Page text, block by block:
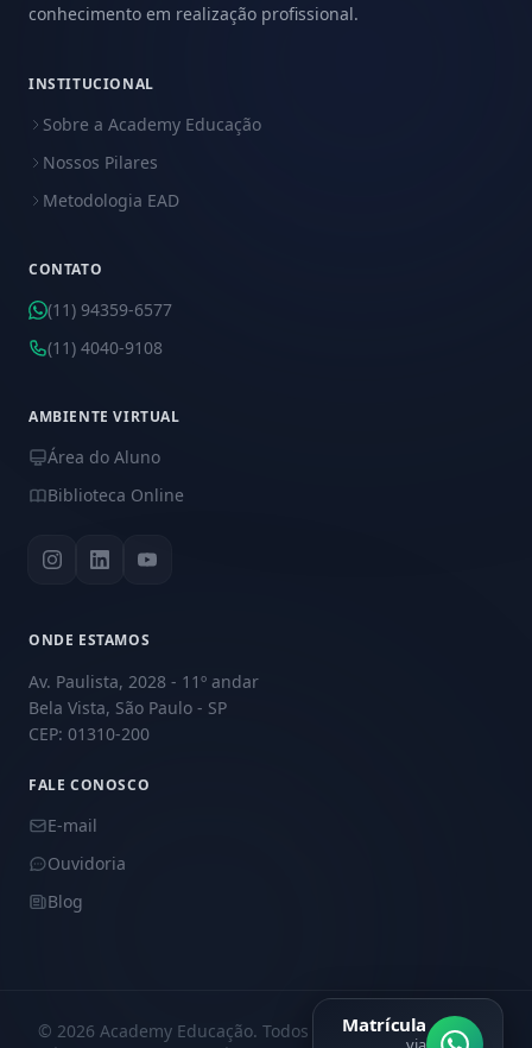
conhecimento em realização profissional.
INSTITUCIONAL
Sobre a Academy Educação
Nossos Pilares
Metodologia EAD
CONTATO
(11) 94359-6577
(11) 4040-9108
AMBIENTE VIRTUAL
Área do Aluno
Biblioteca Online
ONDE ESTAMOS
Av. Paulista, 2028 - 11º andar
Bela Vista, São Paulo - SP
CEP: 01310-200
FALE CONOSCO
E-mail
Ouvidoria
Blog
© 2026 Academy Educação. Todos os direitos reservados.
Matrícula